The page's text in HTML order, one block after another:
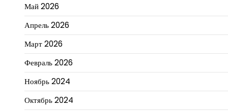
Май 2026
Апрель 2026
Март 2026
Февраль 2026
Ноябрь 2024
Октябрь 2024